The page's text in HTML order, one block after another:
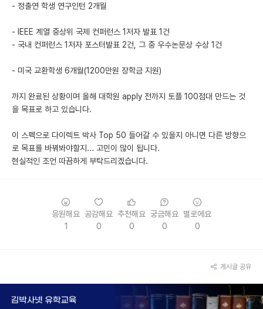
- 정출연 학생 연구인턴 2개월
- IEEE 계열 중상위 국제 컨퍼런스 1저자 발표 1건
- 국내 컨퍼런스 1저자 포스터발표 2건, 그 중 우수논문상 수상 1건
- 미국 교환학생 6개월(1200만원 장학금 지원)
까지 완료된 상황이며 올해 대학원 apply 전까지 토플 100점대 만드는 것
을 목표로 하고 있습니다.
이 스펙으로 다이렉트 박사 Top 50 들어갈 수 있을지 아니면 다른 방향으
로 목표를 바꿔봐야할지... 고민이 많이 됩니다.
현실적인 조언 따끔하게 부탁드리겠습니다.
응원해요
1
공감해요
0
추천해요
0
궁금해요
0
별로에요
0
게시글 공유